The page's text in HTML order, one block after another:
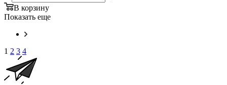
В корзину
Показать еще
1 2 3 4